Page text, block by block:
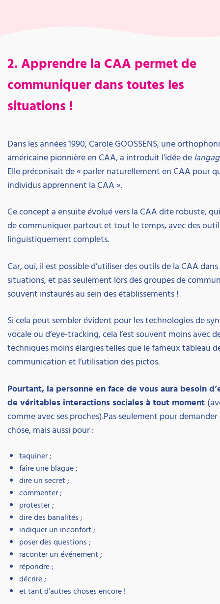
2. Apprendre la CAA permet de
communiquer dans toutes les
situations !
Dans les années 1990, Carole GOOSSENS, une
américaine pionnière en CAA, a introduit l’idée de
Elle préconisait de « parler naturellement en CAA pour
individus apprennent la CAA ».
Ce concept a ensuite évolué vers la CAA dite robuste,
de communiquer partout et tout le temps, avec des
linguistiquement complets.
Car, oui, il est possible d’utiliser des outils de la CAA
situations, et pas seulement lors des groupes de
souvent instaurés au sein des établissements !
Si cela peut sembler évident pour les technologies de
vocale ou d’eye-tracking, cela l’est souvent moins avec
techniques moins élargies telles que le fameux tableau
communication et l’utilisation des pictos.
Pourtant, la personne en face de vous aura besoin
de véritables interactions sociales à tout moment
comme avec ses proches).Pas seulement pour
chose, mais aussi pour :
taquiner ;
faire une blague ;
dire un secret ;
commenter ;
protester ;
dire des banalités ;
indiquer un inconfort ;
poser des questions ;
raconter un événement ;
répondre ;
décrire ;
et tant d’autres choses encore !